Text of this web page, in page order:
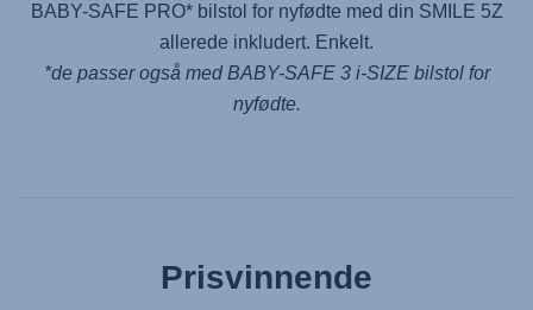
BABY-SAFE PRO* bilstol for nyfødte med din SMILE 5Z
allerede inkludert. Enkelt.
*de passer også medBABY-SAFE 3 i-SIZEbilstol for
nyfødte.
Prisvinnende